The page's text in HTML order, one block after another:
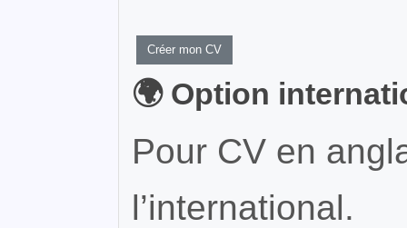
Créer mon CV
🌍 Option
Pour CV en
l’international.